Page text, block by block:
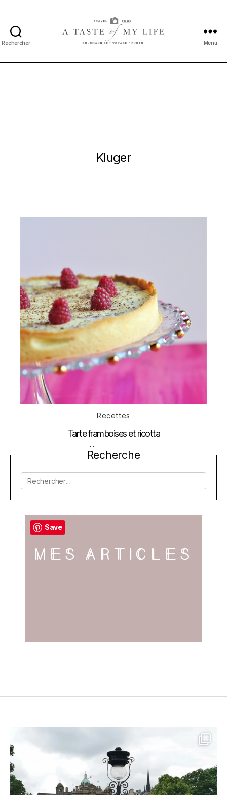
Rechercher
taste
Menu
Kluger
Catégories
Recettes
Tarte framboises et ricotta
Date
de
26 juillet 2012
Recherche
Rechercher :
Save